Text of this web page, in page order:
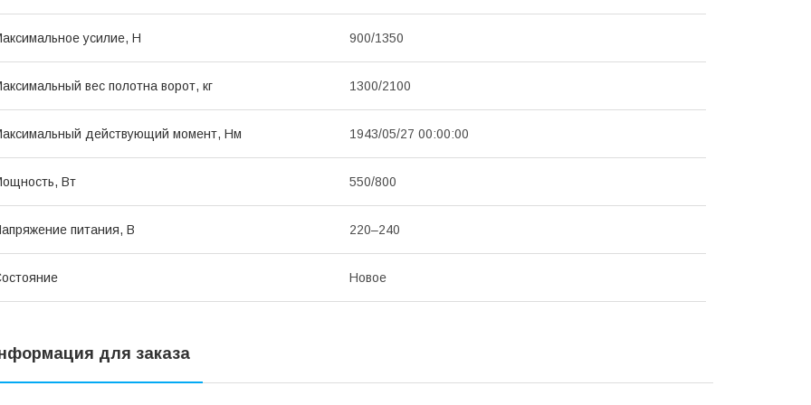
усилие, Н 900/1350
вес полотна ворот, кг 1300/2100
действующий момент, Нм 1943/05/27 00:00:00
Вт 550/800
питания, В 220–240
Новое
для заказа